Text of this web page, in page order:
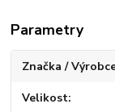
Parametry
Značka /
Velikost